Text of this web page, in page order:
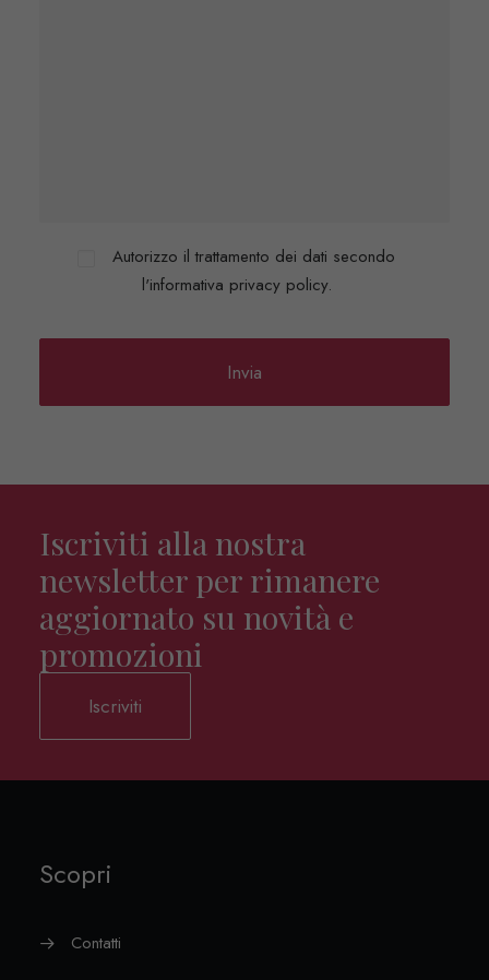
Autorizzo il trattamento dei dati secondo
l'informativa privacy policy.
Iscriviti alla nostra
newsletter per rimanere
aggiornato su novità e
promozioni
Iscriviti
Scopri
Contatti